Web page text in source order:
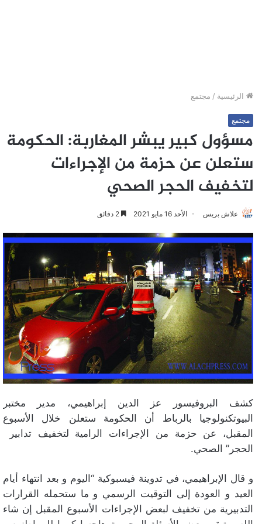
الرئيسية / مجتمع
مجتمع
مسؤول كبير يبشر المغاربة: الحكومة
ستعلن عن حزمة من الإجراءات
لتخفيف الحجر الصحي
علاش بريس الأحد 16 مايو 2021
كشف البروفيسور عز الدين إبراهيمي، مدير مختبر
البيوتكنولوجيا بالرباط أن الحكومة ستعلن خلال الأسبوع
المقبل، عن حزمة من الإجراءات الرامية لتخفيف تدابير
الحجر” الصحي.
و قال الإبراهيمي، في تدوينة فيسبوكية “اليوم و بعد انتهاء أيام
العيد و العودة إلى التوقيت الرسمي و ما ستحمله القرارات
التدبيرية من تخفيف لبعض الإجراءات الأسبوع المقبل إن شاء